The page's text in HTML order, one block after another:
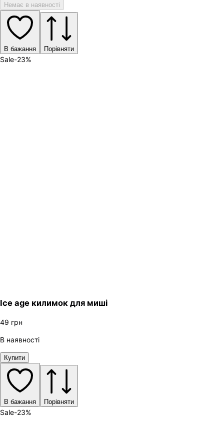
Немає в наявності
В бажання Порівняти
Sale-23%
Ice age килимок для миші
49 грн
В наявності
Купити
В бажання Порівняти
Sale-23%